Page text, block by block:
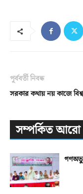
পূর্ববর্তী নিবন্ধ
সরকার কথায় নয় কাজে
সম্পর্কিত